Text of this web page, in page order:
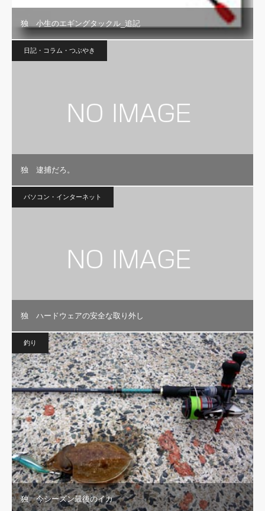
独 小生のエギングタックル_追記
日記・コラム・つぶやき
独 逮捕だろ。
パソコン・インターネット
独 ハードウェアの安全な取り外し
釣り
独 今シーズン最後のイカ